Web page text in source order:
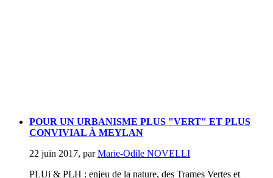
POUR UN URBANISME PLUS "VERT" ET PLUS
CONVIVIAL À MEYLAN
22 juin 2017, parMarie-Odile NOVELLI
PLUi & PLH : enjeu de la nature, des Trames Vertes et